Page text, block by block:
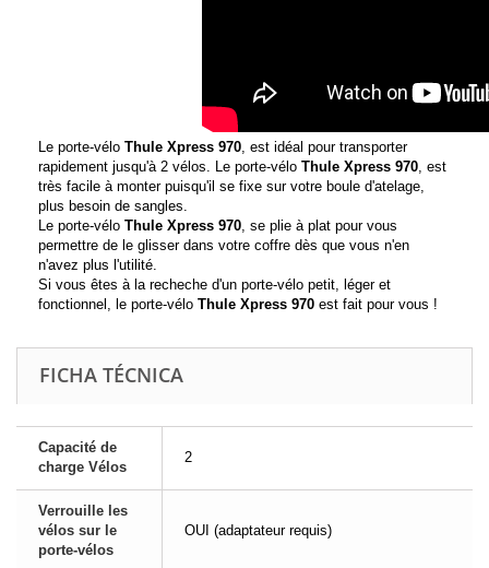
Le porte-vélo Thule Xpress 970, est idéal pour transporter
rapidement jusqu'à 2 vélos. Le porte-vélo Thule Xpress 970, est
très facile à monter puisqu'il se fixe sur votre boule d'atelage,
plus besoin de sangles.
Le porte-vélo Thule Xpress 970, se plie à plat pour vous
permettre de le glisser dans votre coffre dès que vous n'en
n'avez plus l'utilité.
Si vous êtes à la recheche d'un porte-vélo petit, léger et
fonctionnel, le porte-vélo Thule Xpress 970 est fait pour vous !
FICHA TÉCNICA
Capacité de
charge Vélos
2
Verrouille les
vélos sur le
porte-vélos
OUI (adaptateur requis)